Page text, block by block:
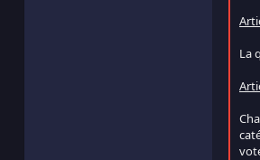
La